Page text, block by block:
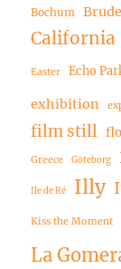
Bochum
California
Easter Echo
exhibition
film still
Greece Göteborg
Ile de Ré Illy
Kiss the Moment
La